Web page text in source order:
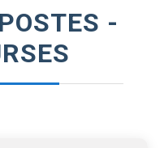
-